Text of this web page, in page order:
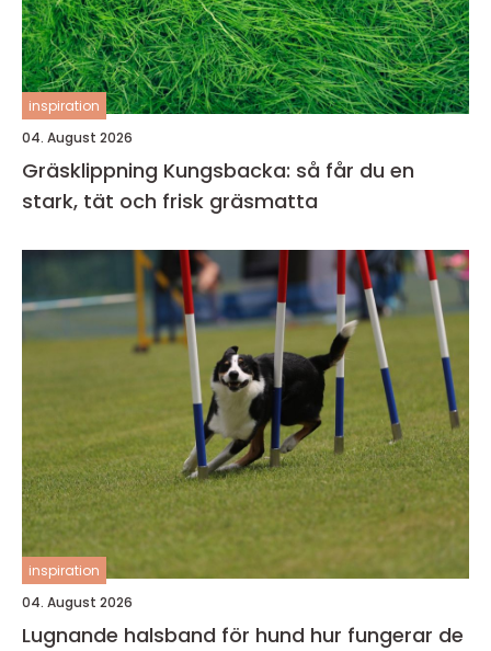
inspiration
04. August 2026
Gräsklippning Kungsbacka: så får du en
stark, tät och frisk gräsmatta
inspiration
04. August 2026
Lugnande halsband för hund hur fungerar de